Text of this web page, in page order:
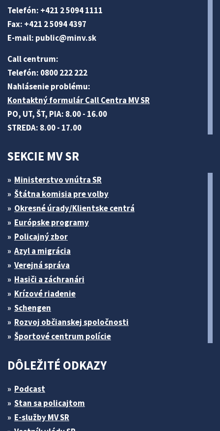
Telefón: +421 2 5094 1111
Fax: +421 2 5094 4397
E-mail: public@minv.sk
Call centrum:
Telefón: 0800 222 222
Nahlásenie problému:
Kontaktný formulár Call Centra MV SR
PO, UT, ŠT, PIA: 8.00 - 16.00
STREDA: 8.00 - 17.00
SEKCIE MV SR
Ministerstvo vnútra SR
Štátna komisia pre volby
Okresné úrady/Klientske centrá
Európske programy
Policajný zbor
Azyl a migrácia
Verejná správa
Hasiči a záchranári
Krízové riadenie
Schengen
Rozvoj občianskej spoločnosti
Športové centrum polície
DÔLEŽITÉ ODKAZY
Podcast
Stan sa policajtom
E-služby MV SR